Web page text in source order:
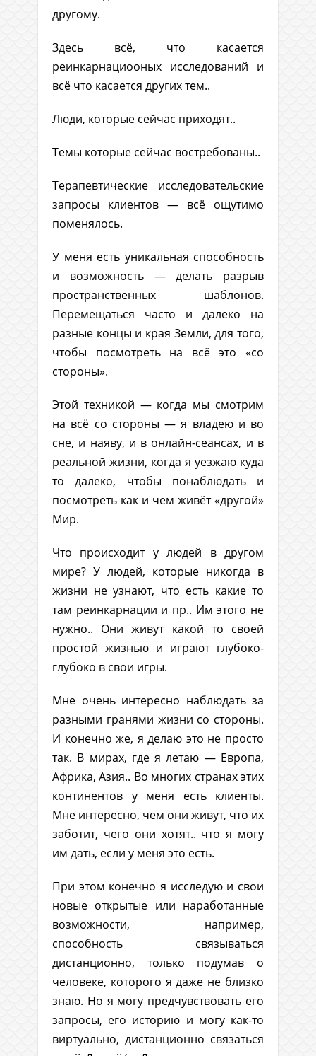
другому.
Здесь всё, что касается
реинкарнациооных исследований и
всё что касается других тем..
Люди, которые сейчас приходят..
Темы которые сейчас востребованы..
Терапевтические исследовательские
запросы клиентов — всё ощутимо
поменялось.
У меня есть уникальная способность
и возможность — делать разрыв
пространственных шаблонов.
Перемещаться часто и далеко на
разные концы и края Земли, для того,
чтобы посмотреть на всё это «со
стороны».
Этой техникой — когда мы смотрим
на всё со стороны — я владею и во
сне, и наяву, и в онлайн-сеансах, и в
реальной жизни, когда я уезжаю куда
то далеко, чтобы понаблюдать и
посмотреть как и чем живёт «другой»
Мир.
Что происходит у людей в другом
мире? У людей, которые никогда в
жизни не узнают, что есть какие то
там реинкарнации и пр.. Им этого не
нужно.. Они живут какой то своей
простой жизнью и играют глубоко-
глубоко в свои игры.
Мне очень интересно наблюдать за
разными гранями жизни со стороны.
И конечно же, я делаю это не просто
так. В мирах, где я летаю — Европа,
Африка, Азия.. Во многих странах этих
континентов у меня есть клиенты.
Мне интересно, чем они живут, что их
заботит, чего они хотят.. что я могу
им дать, если у меня это есть.
При этом конечно я исследую и свои
новые открытые или наработанные
возможности, например,
способность связываться
дистанционно, только подумав о
человеке, которого я даже не близко
знаю. Но я могу предчувствовать его
запросы, его историю и могу как-то
виртуально, дистанционно связаться